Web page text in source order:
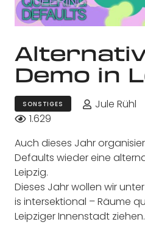
Demo in
SONSTIGES Jule Rühl
1.629
Auch dieses Jahr
Defaults wieder eine
Leipzig.
Dieses Jahr wollen wir
is intersektional – Räume
Leipziger Innenstadt ziehen.